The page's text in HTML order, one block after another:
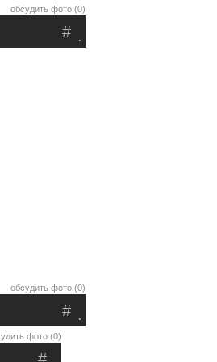
обсудить фото (0)
.
#
обсудить фото (0)
.
#
фото (0)